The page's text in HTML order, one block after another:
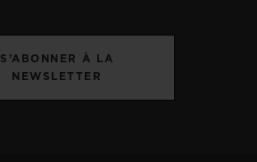
S’ABONNER À LA
NEWSLETTER